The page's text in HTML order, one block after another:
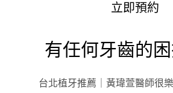
立即預約
有任何牙齒的困
台北植牙推薦｜黃瑋萱醫師很